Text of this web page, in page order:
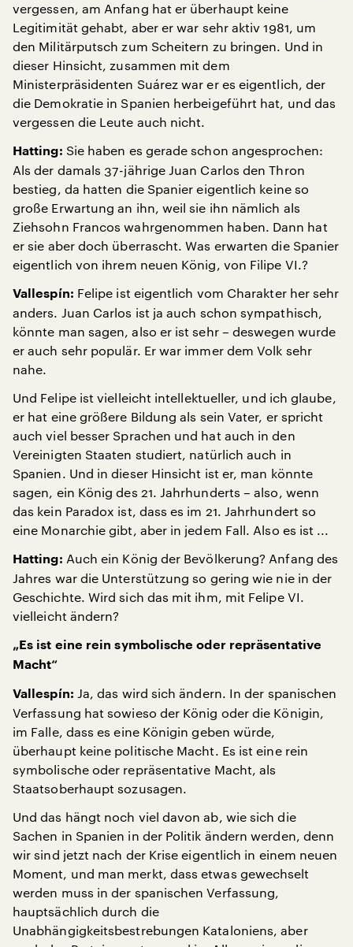
vergessen, am Anfang hat er überhaupt keine
Legitimität gehabt, aber er war sehr aktiv 1981, um
den Militärputsch zum Scheitern zu bringen. Und in
dieser Hinsicht, zusammen mit dem
Ministerpräsidenten Suárez war er es eigentlich, der
die Demokratie in Spanien herbeigeführt hat, und das
vergessen die Leute auch nicht.
Hatting: Sie haben es gerade schon angesprochen:
Als der damals 37-jährige Juan Carlos den Thron
bestieg, da hatten die Spanier eigentlich keine so
große Erwartung an ihn, weil sie ihn nämlich als
Ziehsohn Francos wahrgenommen haben. Dann hat
er sie aber doch überrascht. Was erwarten die Spanier
eigentlich von ihrem neuen König, von Filipe VI.?
Vallespín: Felipe ist eigentlich vom Charakter her sehr
anders. Juan Carlos ist ja auch schon sympathisch,
könnte man sagen, also er ist sehr – deswegen wurde
er auch sehr populär. Er war immer dem Volk sehr
nahe.
Und Felipe ist vielleicht intellektueller, und ich glaube,
er hat eine größere Bildung als sein Vater, er spricht
auch viel besser Sprachen und hat auch in den
Vereinigten Staaten studiert, natürlich auch in
Spanien. Und in dieser Hinsicht ist er, man könnte
sagen, ein König des 21. Jahrhunderts – also, wenn
das kein Paradox ist, dass es im 21. Jahrhundert so
eine Monarchie gibt, aber in jedem Fall. Also es ist ...
Hatting: Auch ein König der Bevölkerung? Anfang des
Jahres war die Unterstützung so gering wie nie in der
Geschichte. Wird sich das mit ihm, mit Felipe VI.
vielleicht ändern?
„Es ist eine rein symbolische oder repräsentative
Macht“
Vallespín: Ja, das wird sich ändern. In der spanischen
Verfassung hat sowieso der König oder die Königin,
im Falle, dass es eine Königin geben würde,
überhaupt keine politische Macht. Es ist eine rein
symbolische oder repräsentative Macht, als
Staatsoberhaupt sozusagen.
Und das hängt noch viel davon ab, wie sich die
Sachen in Spanien in der Politik ändern werden, denn
wir sind jetzt nach der Krise eigentlich in einem neuen
Moment, und man merkt, dass etwas gewechselt
werden muss in der spanischen Verfassung,
hauptsächlich durch die
Unabhängigkeitsbestrebungen Kataloniens, aber